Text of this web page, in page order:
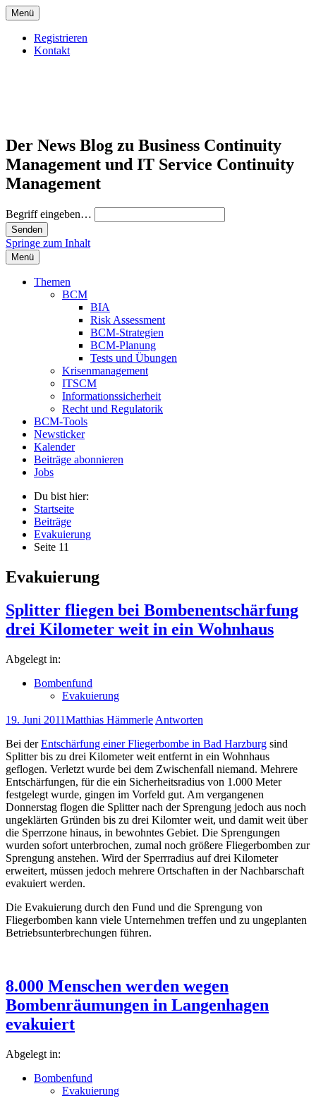
Menü
Registrieren
Kontakt
Der News Blog zu Business Continuity
Management und IT Service Continuity
Management
Begriff eingeben…
Springe zum Inhalt
Menü
Themen
BCM
BIA
Risk Assessment
BCM-Strategien
BCM-Planung
Tests und Übungen
Krisenmanagement
ITSCM
Informationssicherheit
Recht und Regulatorik
BCM-Tools
Newsticker
Kalender
Beiträge abonnieren
Jobs
Du bist hier:
Startseite
Beiträge
Evakuierung
Seite 11
Evakuierung
Splitter fliegen bei Bombenentschärfung
drei Kilometer weit in ein Wohnhaus
Abgelegt in:
Bombenfund
Evakuierung
19. Juni 2011Matthias Hämmerle Antworten
Bei derEntschärfung einer Fliegerbombe in Bad Harzburg sind
Splitter bis zu drei Kilometer weit entfernt in ein Wohnhaus
geflogen. Verletzt wurde bei dem Zwischenfall niemand. Mehrere
Entschärfungen, für die ein Sicherheitsradius von 1.000 Meter
festgelegt wurde, gingen im Vorfeld gut. Am vergangenen
Donnerstag flogen die Splitter nach der Sprengung jedoch aus noch
ungeklärten Gründen bis zu drei Kilomter weit, und damit weit über
die Sperrzone hinaus, in bewohntes Gebiet. Die Sprengungen
wurden sofort unterbrochen, zumal noch größere Fliegerbomben zur
Sprengung anstehen. Wird der Sperrradius auf drei Kilometer
erweitert, müssen jedoch mehrere Ortschaften in der Nachbarschaft
evakuiert werden.
Die Evakuierung durch den Fund und die Sprengung von
Fliegerbomben kann viele Unternehmen treffen und zu ungeplanten
Betriebsunterbrechungen führen.
8.000 Menschen werden wegen
Bombenräumungen in Langenhagen
evakuiert
Abgelegt in:
Bombenfund
Evakuierung